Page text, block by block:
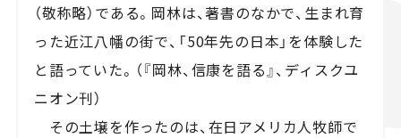
（敬称略）である。岡林は、著書のなかで、生まれ育
った近江八幡の街で、「50年先の日本」を体験した
と語っていた。（『岡林、信康を語る』、ディスクユ
ニオン刊）
その土壌を作ったのは、在日アメリカ人牧師で